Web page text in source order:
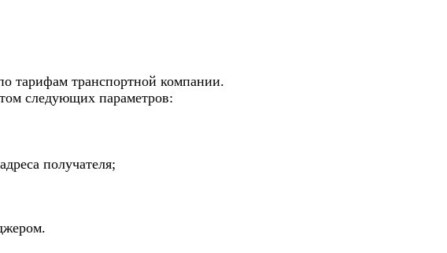
тарифам транспортной компании.
следующих параметров:
получателя;